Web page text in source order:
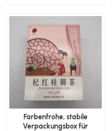
Farbenfrohe, stabile
Verpackungsbox für